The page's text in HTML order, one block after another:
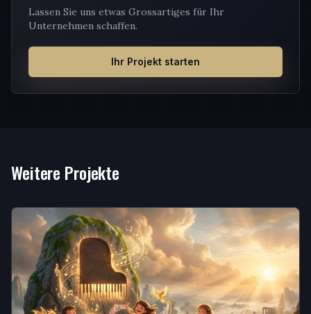
Lassen Sie uns etwas Grossartiges für Ihr
Unternehmen schaffen.
Ihr Projekt starten
Weitere Projekte